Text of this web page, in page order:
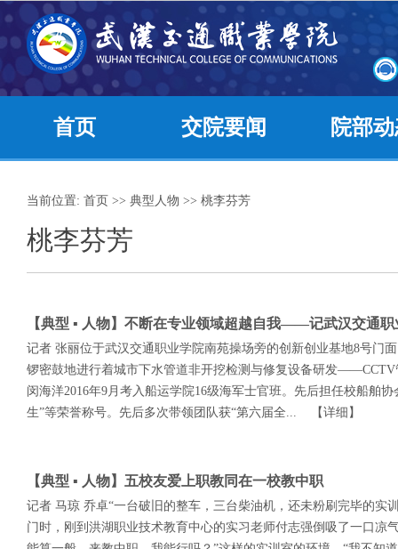
首页 交院要闻 院部
当前位置: 首页 >> 典型人物 >> 桃李芬芳
桃李芬芳
【典型 ▪ 人物】不断在专业领域超越自我——记武汉交通
记者 张丽​位于武汉交通职业学院南苑操场旁的创新创业基地8号门
锣密鼓地进行着城市下水管道非开挖检测与修复设备研发
闵海洋2016年9月考入船运学院16级海军士官班。先后担任校船舶
生”等荣誉称号。先后多次带领团队获“第六届全...
【详细】
【典型 ▪ 人物】五校友爱上职教同在一校教中职
记者 马琼 乔卓​“一台破旧的整车，三台柴油机，还未粉刷完毕的实
门时，刚到洪湖职业技术教育中心的实习老师付志强倒吸了一口凉